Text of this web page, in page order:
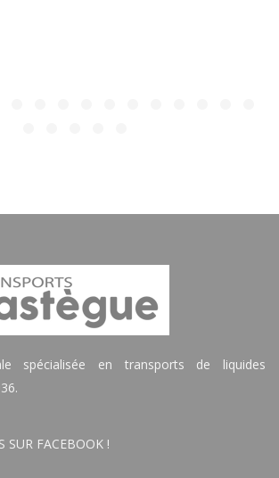
spécialisée en transports de liquides
SUR FACEBOOK !